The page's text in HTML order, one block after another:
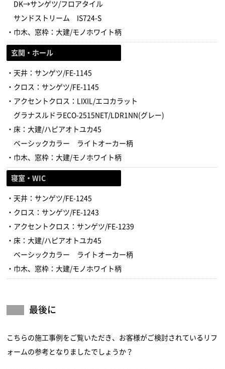
DK→サンゲツ/フロアタイル
サンドストリーム IS724-S
・巾木、窓枠：大建/モノホワイト柄
玄関・ホール
・天井：サンゲツ/FE-1145
・クロス：サンゲツ/FE-1145
・アクセントクロス：LIXIL/エコカラット
グラナスルドラECO-2515NET/LDR1NN(グレー)
・床：大建/ハピアオトユカ45
ベーシックカラー ライトオーカー柄
・巾木、窓枠：大建/モノホワイト柄
寝室・WIC
・天井：サンゲツ/FE-1245
・クロス：サンゲツ/FE-1243
・アクセントクロス：サンゲツ/FE-1239
・床：大建/ハピアオトユカ45
ベーシックカラー ライトオーカー柄
・巾木、窓枠：大建/モノホワイト柄
最後に
こちらの施工事例をご覧いただき、お客様がご検討されているリフ
ォームの参考となりましたでしょうか？